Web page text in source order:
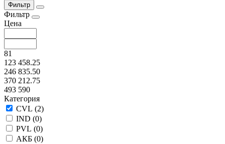
Фильтр
Фильтр
Цена
81
123 458.25
246 835.50
370 212.75
493 590
Категория
CVL (2)
IND (0)
PVL (0)
АКБ (0)